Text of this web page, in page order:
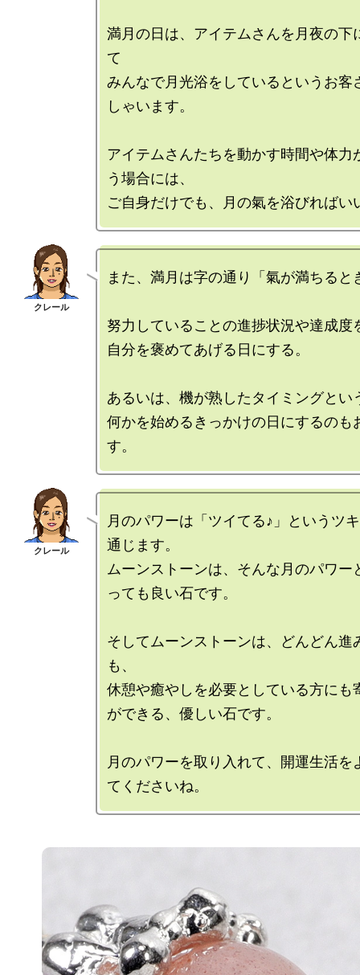
満月の日は、アイテムさんを月夜の下
て
みんなで月光浴をしているというお客
しゃいます。
アイテムさんたちを動かす時間や体力
う場合には、
また、満月は字の通り「氣が満ちると
努力していることの進捗状況や達成度
自分を褒めてあげる日にする。
あるいは、機が熟したタイミングとい
何かを始めるきっかけの日にするのも
月のパワーは「ツイてる♪」というツ
通じます。
ムーンストーンは、そんな月のパワー
っても良い石です。
そしてムーンストーンは、どんどん進
も、
休憩や癒やしを必要としている方にも
ができる、優しい石です。
月のパワーを取り入れて、開運生活を